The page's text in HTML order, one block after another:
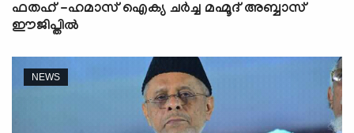
ഫതഹ് -ഹമാസ് ഐക്യ ചര്‍ച്ച മഹ്മൂദ് അബ്ബാസ്
ഈജിപ്തില്‍
NEWS